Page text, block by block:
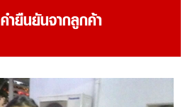
คำยืนยันจากลูกค้า